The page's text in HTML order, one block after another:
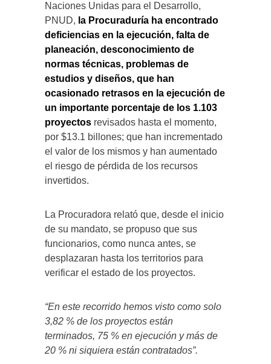
Naciones Unidas para el Desarrollo,
PNUD, la Procuraduría ha encontrado
deficiencias en la ejecución, falta de
planeación, desconocimiento de
normas técnicas, problemas de
estudios y diseños, que han
ocasionado retrasos en la ejecución de
un importante porcentaje de los 1.103
proyectos revisados hasta el momento,
por $13.1 billones; que han incrementado
el valor de los mismos y han aumentado
el riesgo de pérdida de los recursos
invertidos.
La Procuradora relató que, desde el inicio
de su mandato, se propuso que sus
funcionarios, como nunca antes, se
desplazaran hasta los territorios para
verificar el estado de los proyectos.
“En este recorrido hemos visto como solo
3,82 % de los proyectos están
terminados, 75 % en ejecución y más de
20 % ni siquiera están contratados”.